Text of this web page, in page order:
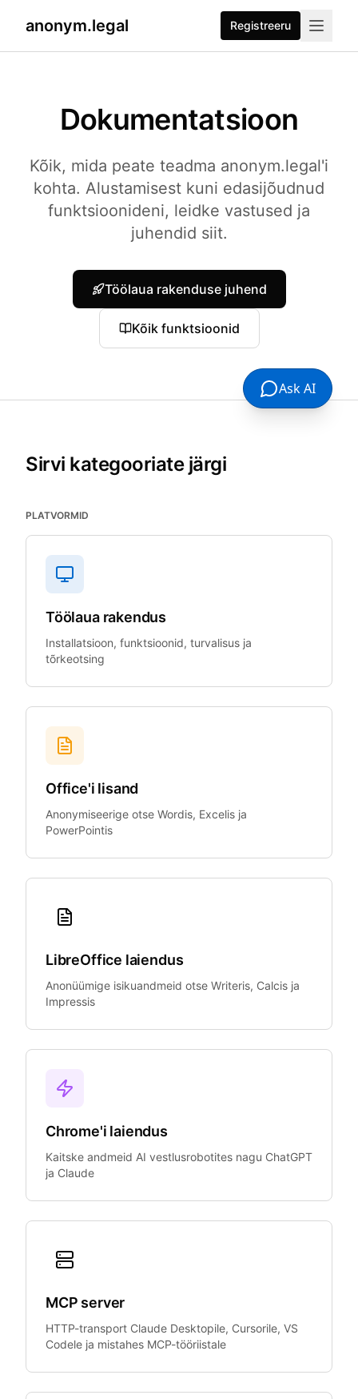
anonym.legal Registreeru
Dokumentatsioon
Kõik, mida peate teadma anonym.legal'i
kohta. Alustamisest kuni edasijõudnud
funktsioonideni, leidke vastused ja
juhendid siit.
Töölaua rakenduse juhend
Kõik funktsioonid
Sirvi kategooriate järgi
PLATVORMID
Töölaua rakendus
Installatsioon, funktsioonid, turvalisus ja
tõrkeotsing
Office'i lisand
Anonymiseerige otse Wordis, Excelis ja
PowerPointis
LibreOffice laiendus
Anonüümige isikuandmeid otse Writeris, Calcis ja
Impressis
Chrome'i laiendus
Kaitske andmeid AI vestlusrobotites nagu ChatGPT
ja Claude
MCP server
HTTP-transport Claude Desktopile, Cursorile, VS
Codele ja mistahes MCP-tööriistale
Ask AI